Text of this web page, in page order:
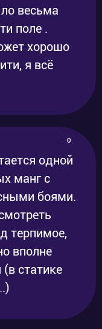
весьма
поле .
хорошо
я всё
0
одной
манг с
боями.
терпимое,
вполне
статике